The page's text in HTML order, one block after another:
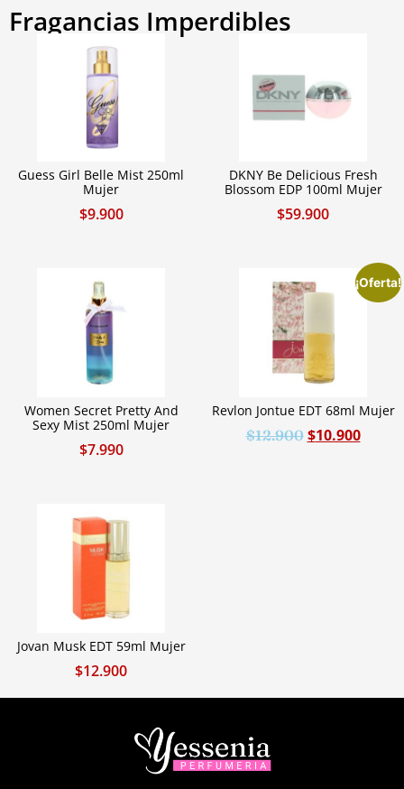
Fragancias Imperdibles
Guess Girl Belle Mist 250ml
Mujer
$9.900
DKNY Be Delicious Fresh
Blossom EDP 100ml Mujer
$59.900
Women Secret Pretty And
Sexy Mist 250ml Mujer
$7.990
¡Oferta!
Revlon Jontue EDT 68ml Mujer
$12.900 $10.900
Jovan Musk EDT 59ml Mujer
$12.900